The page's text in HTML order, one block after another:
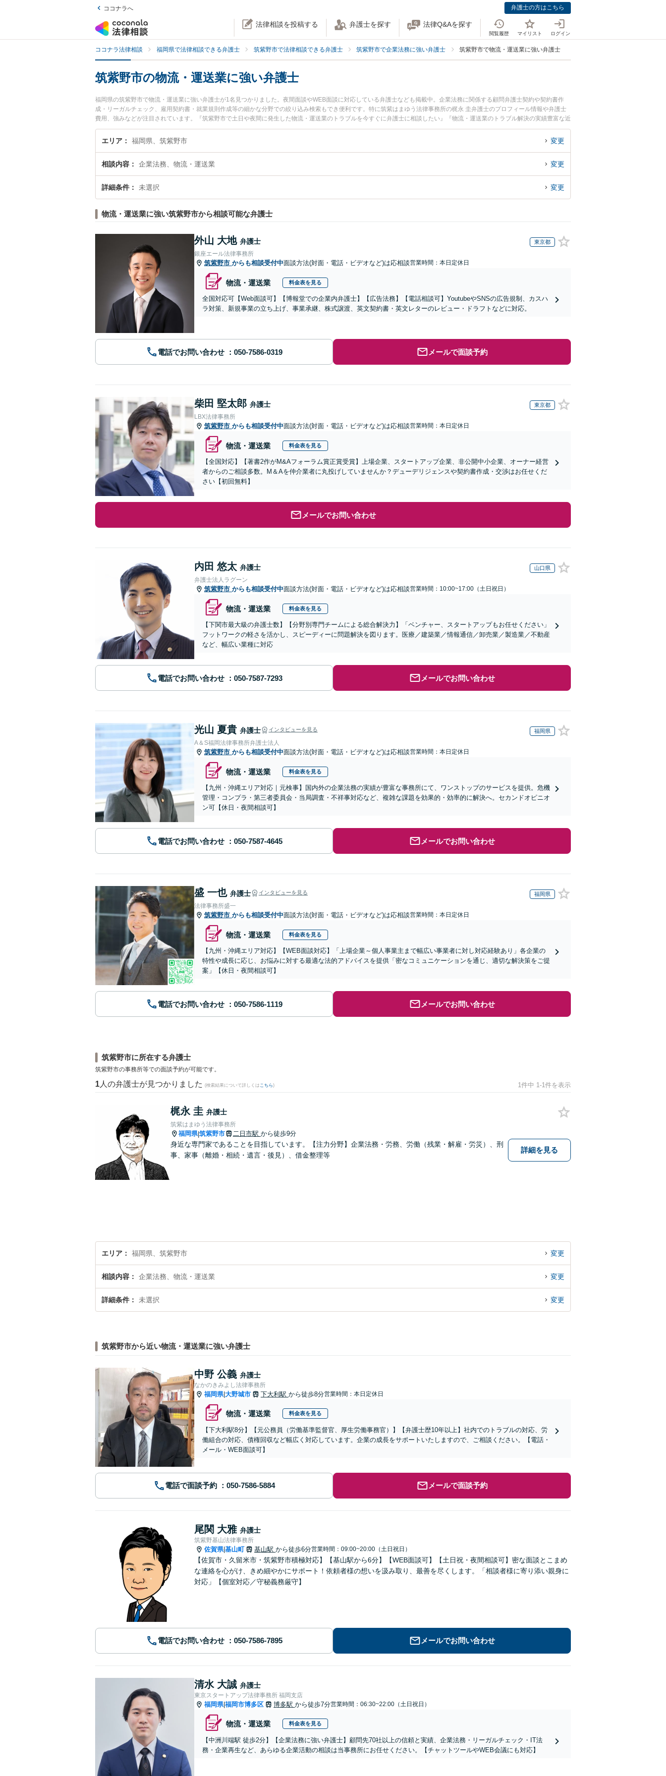
ココナラへ 弁護士の方はこちら
法律相談を投稿する 弁護士を探す 法律Q&Aを探す
閲覧履歴 マイリスト ログイン
ココナラ法律相談 福岡県で法律相談できる弁護士 筑紫野市で法律相談できる弁護士 筑紫野市で企業法務に強い弁護士 筑紫野市で物流・運送業に強い弁護士
筑紫野市の物流・運送業に強い弁護士
福岡県の筑紫野市で物流・運送業に強い弁護士が1名見つかりました。夜間面談やWEB面談に対応している弁護士なども掲載中。企業法務に関係する顧問弁護士契約や契約書作
成・リーガルチェック、雇用契約書・就業規則作成等の細かな分野での絞り込み検索もでき便利です。特に筑紫はまゆう法律事務所の梶永 圭弁護士のプロフィール情報や弁護士
費用、強みなどが注目されています。『筑紫野市で土日や夜間に発生した物流・運送業のトラブルを今すぐに弁護士に相談したい』『物流・運送業のトラブル解決の実績豊富な近
くの弁護士を検索したい』『初回相談無料で物流・運送業を法律相談できる筑紫野市内の弁護士に相談予約したい』などでお困りの相談者さんにおすすめです。
エリア 福岡県、筑紫野市 変更
相談内容 企業法務、物流・運送業 変更
詳細条件 未選択 変更
物流・運送業に強い筑紫野市から相談可能な弁護士
外山 大地 弁護士 東京都
銀座エール法律事務所
筑紫野市 からも相談受付中面談方法(対面・電話・ビデオなど)は応相談営業時間：本日定休日
物流・運送業 料金表を見る
全国対応可【Web面談可】【博報堂での企業内弁護士】【広告法務】【電話相談可】YoutubeやSNSの広告規制、カスハ
ラ対策、新規事業の立ち上げ、事業承継、株式譲渡、英文契約書・英文レターのレビュー・ドラフトなどに対応。
電話でお問い合わせ メールで面談予約
柴田 堅太郎 弁護士 東京都
LBX法律事務所
筑紫野市 からも相談受付中面談方法(対面・電話・ビデオなど)は応相談営業時間：本日定休日
物流・運送業 料金表を見る
【全国対応】【著書2作がM&Aフォーラム賞正賞受賞】上場企業、スタートアップ企業、非公開中小企業、オーナー経営
者からのご相談多数。M＆Aを仲介業者に丸投げしていませんか？デューデリジェンスや契約書作成・交渉はお任せくだ
さい【初回無料】
メールでお問い合わせ
内田 悠太 弁護士 山口県
弁護士法人ラグーン
筑紫野市 からも相談受付中面談方法(対面・電話・ビデオなど)は応相談営業時間：10:00~17:00（土日祝日）
物流・運送業 料金表を見る
【下関市最大級の弁護士数】【分野別専門チームによる総合解決力】「ベンチャー、スタートアップもお任せください」
フットワークの軽さを活かし、スピーディーに問題解決を図ります。医療／建築業／情報通信／卸売業／製造業／不動産
など、幅広い業種に対応
電話でお問い合わせ メールでお問い合わせ
光山 夏貴 弁護士 インタビューを見る 福岡県
A＆S福岡法律事務所弁護士法人
筑紫野市 からも相談受付中面談方法(対面・電話・ビデオなど)は応相談営業時間：本日定休日
物流・運送業 料金表を見る
【九州・沖縄エリア対応｜元検事】国内外の企業法務の実績が豊富な事務所にて、ワンストップのサービスを提供。危機
管理・コンプラ・第三者委員会・当局調査・不祥事対応など、複雑な課題を効果的・効率的に解決へ。セカンドオピニオ
ン可【休日・夜間相談可】
電話でお問い合わせ メールでお問い合わせ
盛 一也 弁護士 インタビューを見る 福岡県
法律事務所盛一
筑紫野市 からも相談受付中面談方法(対面・電話・ビデオなど)は応相談営業時間：本日定休日
物流・運送業 料金表を見る
【九州・沖縄エリア対応】【WEB面談対応】「上場企業～個人事業主まで幅広い事業者に対し対応経験あり」各企業の
特性や成長に応じ、お悩みに対する最適な法的アドバイスを提供「密なコミュニケーションを通じ、適切な解決策をご提
案」【休日・夜間相談可】
電話でお問い合わせ メールでお問い合わせ
筑紫野市に所在する弁護士
筑紫野市の事務所等での面談予約が可能です。
1 人の弁護士が見つかりました (検索結果について詳しくは こちら) 1件中 1-1件を表示
梶永 圭 弁護士
筑紫はまゆう法律事務所
福岡県|筑紫野市 二日市駅 から徒歩9分
身近な専門家であることを目指しています。【注力分野】企業法務・労務、労働（残業・解雇・労災）、刑
事、家事（離婚・相続・遺言・後見）、借金整理等
詳細を見る
エリア 福岡県、筑紫野市 変更
相談内容 企業法務、物流・運送業 変更
詳細条件 未選択 変更
筑紫野市から近い物流・運送業に強い弁護士
中野 公義 弁護士
なかのきみよし法律事務所
福岡県|大野城市 下大利駅 から徒歩8分営業時間：本日定休日
物流・運送業 料金表を見る
【下大利駅8分】【元公務員（労働基準監督官、厚生労働事務官）】【弁護士歴10年以上】社内でのトラブルの対応、労
働組合の対応、債権回収など幅広く対応しています。企業の成長をサポートいたしますので、ご相談ください。【電話・
メール・WEB面談可】
電話で面談予約 メールで面談予約
尾関 大雅 弁護士
筑紫野基山法律事務所
佐賀県|基山町 基山駅 から徒歩6分営業時間：09:00~20:00（土日祝日）
【佐賀市・久留米市・筑紫野市積極対応】【基山駅から6分】【WEB面談可】【土日祝・夜間相談可】密な面談とこまめ
な連絡を心がけ、きめ細やかにサポート！依頼者様の想いを汲み取り、最善を尽くします。「相談者様に寄り添い親身に
対応」【個室対応／守秘義務厳守】
電話でお問い合わせ メールでお問い合わせ
清水 大誠 弁護士
東京スタートアップ法律事務所 福岡支店
福岡県|福岡市博多区 博多駅 から徒歩7分営業時間：06:30~22:00（土日祝日）
物流・運送業 料金表を見る
【中洲川端駅 徒歩2分】【企業法務に強い弁護士】顧問先70社以上の信頼と実績、企業法務・リーガルチェック・IT法
務・企業再生など、あらゆる企業活動の相談は当事務所にお任せください。【チャットツールやWEB会議にも対応】